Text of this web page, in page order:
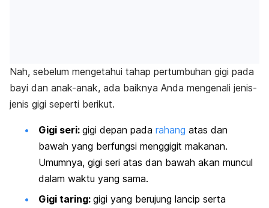
Nah, sebelum mengetahui tahap pertumbuhan gigi pada
bayi dan anak-anak, ada baiknya Anda mengenali jenis-
jenis gigi seperti berikut.
Gigi seri: gigi depan pada rahang atas dan
bawah yang berfungsi menggigit makanan.
Umumnya, gigi seri atas dan bawah akan muncul
dalam waktu yang sama.
Gigi taring: gigi yang berujung lancip serta